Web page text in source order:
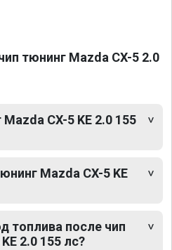
тюнинг Mazda CX-5 2.0
CX-5 KE 2.0 155
Mazda CX-5 KE
топлива после чип
2.0 155 лс?